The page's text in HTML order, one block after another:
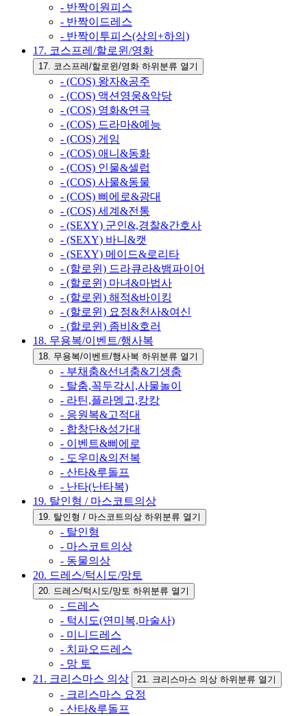
- 반짝이원피스
- 반짝이드레스
- 반짝이투피스(상의+하의)
17. 코스프레/할로윈/영화
17. 코스프레/할로윈/영화 하위분류 열기
- (COS) 왕자&공주
- (COS) 액션영웅&악당
- (COS) 영화&연극
- (COS) 드라마&예능
- (COS) 게임
- (COS) 애니&동화
- (COS) 인물&셀럽
- (COS) 사물&동물
- (COS) 삐에로&광대
- (COS) 세계&전통
- (SEXY) 군인&,경찰&간호사
- (SEXY) 바니&캣
- (SEXY) 메이드&로리타
- (할로윈) 드라큐라&뱀파이어
- (할로윈) 마녀&마법사
- (할로윈) 해적&바이킹
- (할로윈) 요정&천사&여신
- (할로윈) 좀비&호러
18. 무용복/이벤트/행사복
18. 무용복/이벤트/행사복 하위분류 열기
- 부채춤&선녀춤&기생춤
- 탈춤,꼭두각시,사물놀이
- 라틴,플라멩고,캉캉
- 응원복&고적대
- 합창단&성가대
- 이벤트&삐에로
- 도우미&의전복
- 산타&루돌프
- 난타(난타복)
19. 탈인형 / 마스코트의상
19. 탈인형 / 마스코트의상 하위분류 열기
- 탈인형
- 마스코트의상
- 동물의상
20. 드레스/턱시도/망토
20. 드레스/턱시도/망토 하위분류 열기
- 드레스
- 턱시도(연미복,마술사)
- 미니드레스
- 치파오드레스
- 망 토
21. 크리스마스 의상
21. 크리스마스 의상 하위분류 열기
- 크리스마스 요정
- 산타&루돌프